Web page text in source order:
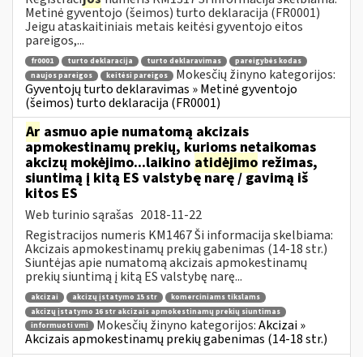
Metinė gyventojo (šeimos) turto deklaracija (FR0001)
Jeigu ataskaitiniais metais keitėsi gyventojo eitos
pareigos,...
fr0001 turto deklaracija turto deklaravimas
pareigybės kodas
naujos pareigos
keitėsi pareigos
Mokesčių žinyno kategorijos:
Gyventojų turto deklaravimas » Metinė gyventojo
(šeimos) turto deklaracija (FR0001)
Ar asmuo apie numatomą akcizais
apmokestinamų prekių, kurioms netaikomas
akcizų mokėjimo...laikino atidėjimo režimas,
siuntimą į kitą ES valstybę narę / gavimą iš
kitos ES
Web turinio sąrašas 2018-11-22
Registracijos numeris KM1467 Ši informacija skelbiama:
Akcizais apmokestinamų prekių gabenimas (14-18 str.)
Siuntėjas apie numatomą akcizais apmokestinamų
prekių siuntimą į kitą ES valstybę narę...
akcizai akcizų įstatymo 15 str
komerciniams tikslams
akcizų įstatymo 16 str akcizais apmokestinamų prekių siuntimas
informuoti vmi
Mokesčių žinyno kategorijos:Akcizai »
Akcizais apmokestinamų prekių gabenimas (14-18 str.)